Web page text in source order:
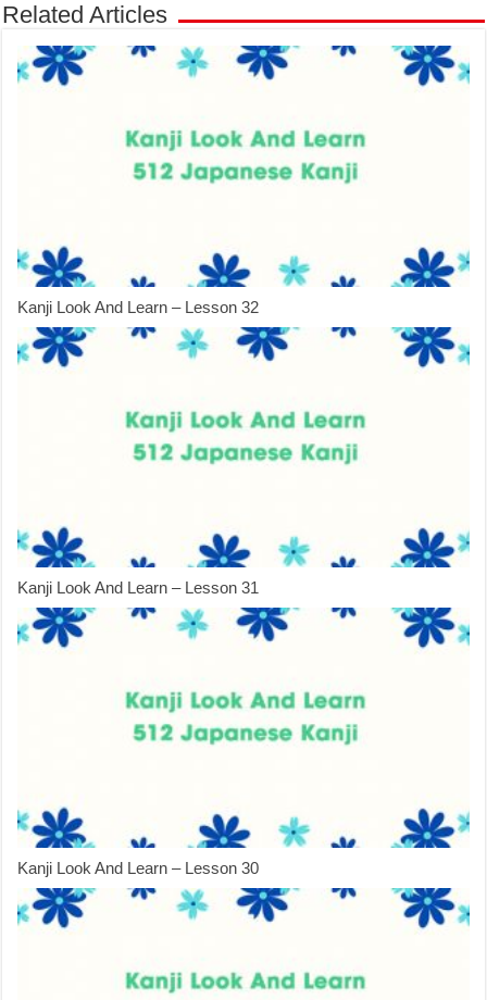
Related Articles
Kanji Look And Learn – Lesson 32
Kanji Look And Learn – Lesson 31
Kanji Look And Learn – Lesson 30